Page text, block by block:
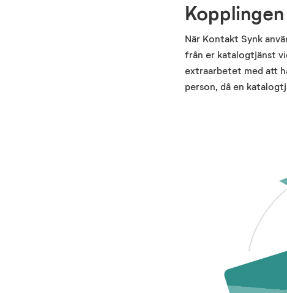
När Kontakt Synk
från er katalogtjänst
extraarbetet med att
person, då en